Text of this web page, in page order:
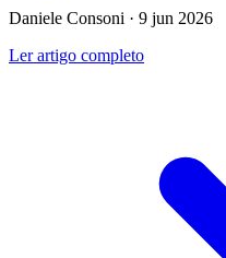
Daniele Consoni · 9 jun 2026
Ler artigo completo